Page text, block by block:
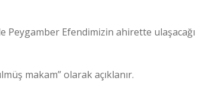
Peygamber Efendimizin ahirette ulaşacağı
makam” olarak açıklanır.